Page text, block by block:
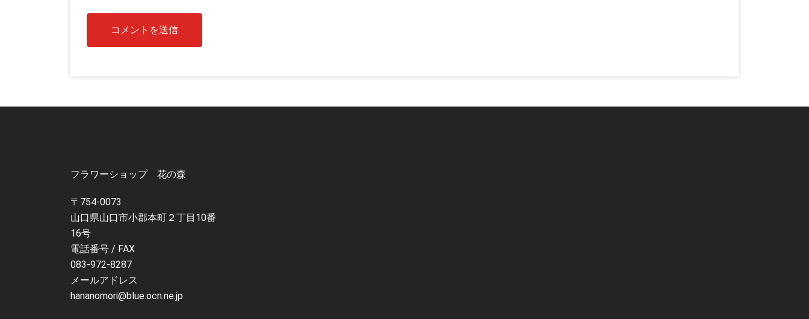
フラワーショップ 花の森
〒754-0073
山口県山口市小郡本町２丁目10番
16号
電話番号 / FAX
083-972-8287
メールアドレス
hananomori@blue.ocn.ne.jp